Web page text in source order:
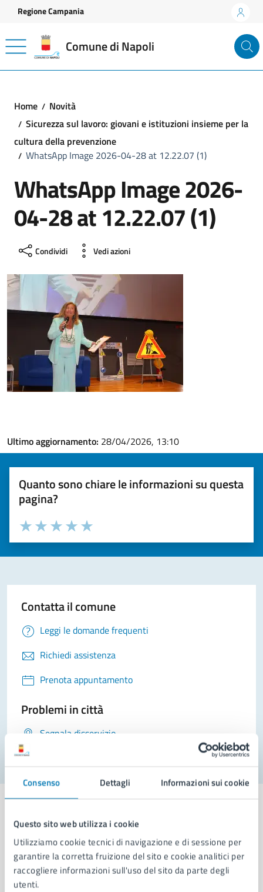
Consenso Dettagli Informazioni sui cookie
Questo sito web utilizza i cookie
Utilizziamo cookie tecnici di navigazione e di sessione per
garantire la corretta fruizione del sito e cookie analitici per
raccogliere informazioni sull'uso del sito da parte degli
utenti.
Vai ai contenuti
Vai al footer
Regione Campania
Comune di Napoli
Home
Novità
Sicurezza sul lavoro: giovani e istituzioni insieme per la
cultura della prevenzione
WhatsApp Image 2026-04-28 at 12.22.07 (1)
WhatsApp Image 2026-
04-28 at 12.22.07 (1)
Condividi Vedi azioni
Ultimo aggiornamento: 28/04/2026, 13:10
Quanto sono chiare le informazioni su questa
pagina?
Valuta la chiarezza delle informazioni (da 1 a 5 stelle)
Seleziona il numero di stelle per valutare la chiarezza delle
Valuta 5 stelle su 5
Valuta 4 stelle su 5
Valuta 3 stelle su 5
Valuta 2 stelle su 5
Valuta 1 stelle su 5
Contatta il comune
Leggi le domande frequenti
Richiedi assistenza
Prenota appuntamento
Problemi in città
Segnala disservizio
Comune di Napoli
AMMINISTRAZIONE